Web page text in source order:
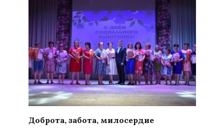
Доброта, забота, милосердие